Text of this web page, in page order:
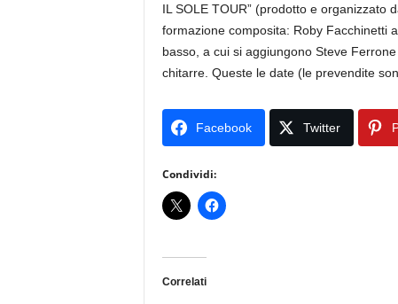
IL SOLE TOUR” (prodotto e organizzato
formazione composita: Roby Facchinetti
basso, a cui si aggiungono Steve
chitarre. Queste le date (le prevendite
Facebook Twitter
Condividi:
Correlati